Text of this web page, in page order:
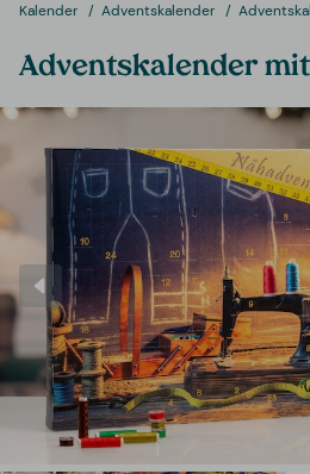
Kalender Adventskalender
Adventskalender